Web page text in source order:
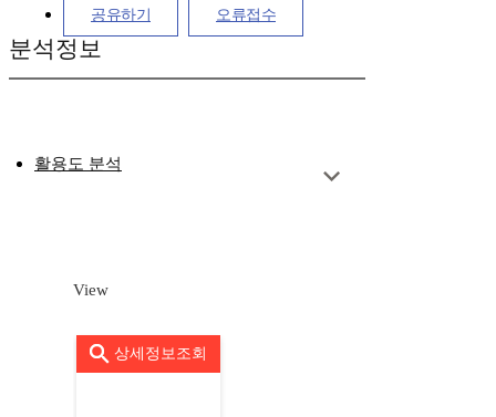
공유하기 오류접수
분석정보
활용도 분석
View
상세정보조회